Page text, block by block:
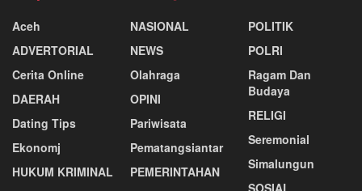
Aceh
ADVERTORIAL
Cerita Online
DAERAH
Dating Tips
Ekonomj
HUKUM KRIMINAL
NASIONAL
NEWS
Olahraga
OPINI
Pariwisata
Pematangsiantar
PEMERINTAHAN
POLITIK
POLRI
Ragam Dan
Budaya
RELIGI
Seremonial
Simalungun
SOSIAL